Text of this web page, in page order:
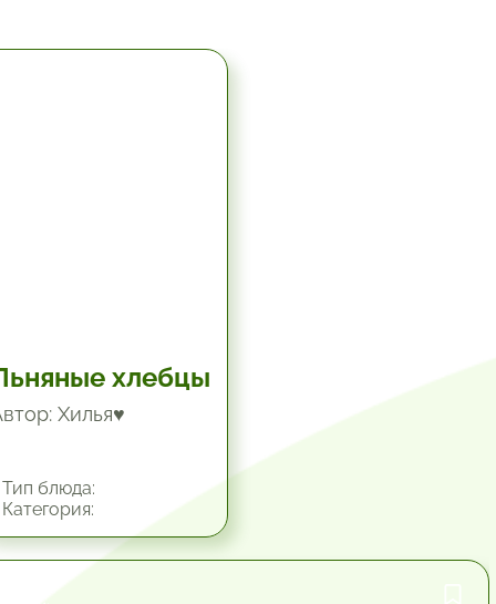
хлебцы
Хилья♥
блюда: